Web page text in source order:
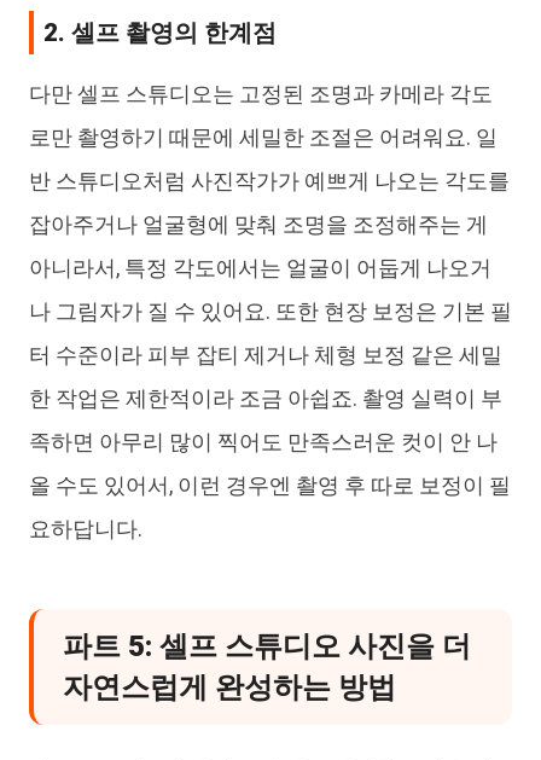
2. 셀프 촬영의 한계점
다만 셀프 스튜디오는 고정된 조명과 카메라 각도
로만 촬영하기 때문에 세밀한 조절은 어려워요. 일
반 스튜디오처럼 사진작가가 예쁘게 나오는 각도를
잡아주거나 얼굴형에 맞춰 조명을 조정해주는 게
아니라서, 특정 각도에서는 얼굴이 어둡게 나오거
나 그림자가 질 수 있어요. 또한 현장 보정은 기본 필
터 수준이라 피부 잡티 제거나 체형 보정 같은 세밀
한 작업은 제한적이라 조금 아쉽죠. 촬영 실력이 부
족하면 아무리 많이 찍어도 만족스러운 컷이 안 나
올 수도 있어서, 이런 경우엔 촬영 후 따로 보정이 필
요하답니다.
파트 5: 셀프 스튜디오 사진을 더
자연스럽게 완성하는 방법